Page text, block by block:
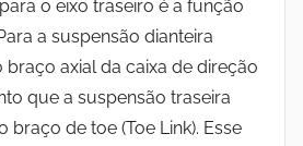
o eixo traseiro é a função
a suspensão dianteira
braço axial da caixa de direção
que a suspensão traseira
braço de toe (Toe Link). Esse